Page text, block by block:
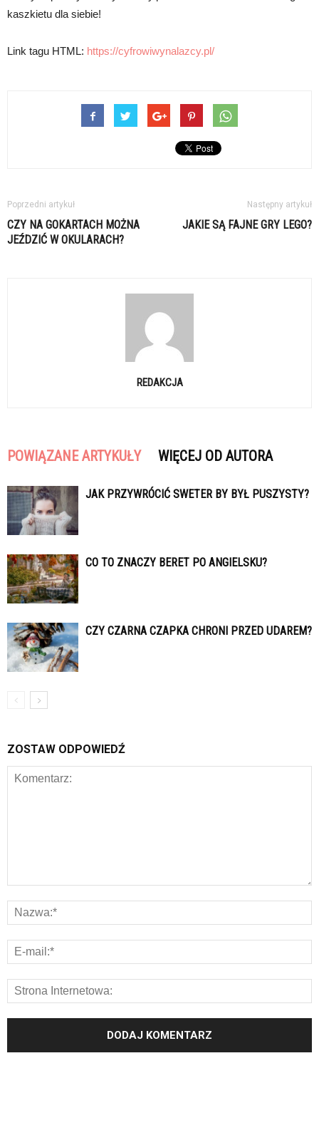
kaszkietu dla siebie!
Link tagu HTML: https://cyfrowiwynalazcy.pl/
Poprzedni artykuł
CZY NA GOKARTACH MOŻNA
JEŹDZIĆ W OKULARACH?
Następny artykuł
JAKIE SĄ FAJNE GRY LEGO?
REDAKCJA
POWIĄZANE ARTYKUŁY WIĘCEJ OD AUTORA
JAK PRZYWRÓCIĆ SWETER BY BYŁ PUSZYSTY?
CO TO ZNACZY BERET PO ANGIELSKU?
CZY CZARNA CZAPKA CHRONI PRZED UDAREM?
ZOSTAW ODPOWIEDŹ